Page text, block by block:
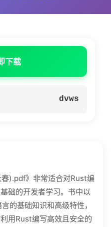
下载
dvws
).pdf》非常适合对Rust编
础的开发者学习。书中以
的基础知识和高级特性，
用Rust编写高效且安全的